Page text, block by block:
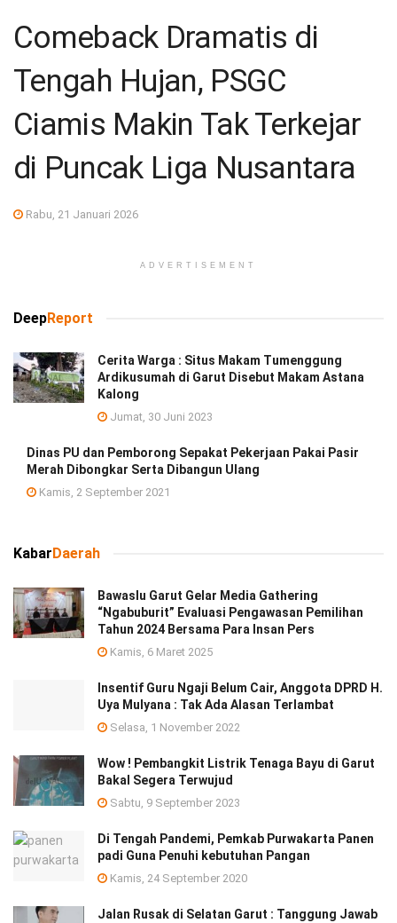
Comeback Dramatis di
Tengah Hujan, PSGC
Ciamis Makin Tak Terkejar
di Puncak Liga Nusantara
Rabu, 21 Januari 2026
ADVERTISEMENT
DeepReport
Cerita Warga : Situs Makam Tumenggung
Ardikusumah di Garut Disebut Makam Astana
Kalong
Jumat, 30 Juni 2023
Dinas PU dan Pemborong Sepakat Pekerjaan Pakai Pasir
Merah Dibongkar Serta Dibangun Ulang
Kamis, 2 September 2021
Kabar Daerah
Bawaslu Garut Gelar Media Gathering
“Ngabuburit” Evaluasi Pengawasan Pemilihan
Tahun 2024 Bersama Para Insan Pers
Kamis, 6 Maret 2025
Insentif Guru Ngaji Belum Cair, Anggota DPRD H.
Uya Mulyana : Tak Ada Alasan Terlambat
Selasa, 1 November 2022
Wow ! Pembangkit Listrik Tenaga Bayu di Garut
Bakal Segera Terwujud
Sabtu, 9 September 2023
Di Tengah Pandemi, Pemkab Purwakarta Panen
padi Guna Penuhi kebutuhan Pangan
Kamis, 24 September 2020
Jalan Rusak di Selatan Garut : Tanggung Jawab